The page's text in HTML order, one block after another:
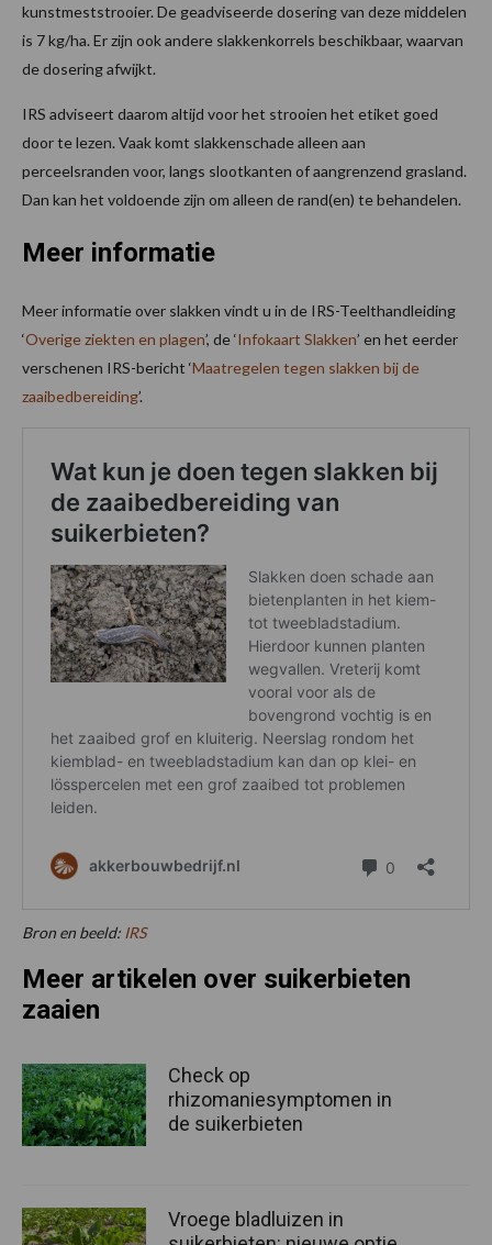
kunstmeststrooier. De geadviseerde dosering van deze middelen
is 7 kg/ha. Er zijn ook andere slakkenkorrels beschikbaar, waarvan
de dosering afwijkt.
IRS adviseert daarom altijd voor het strooien het etiket goed
door te lezen. Vaak komt slakkenschade alleen aan
perceelsranden voor, langs slootkanten of aangrenzend grasland.
Dan kan het voldoende zijn om alleen de rand(en) te behandelen.
Meer informatie
Meer informatie over slakken vindt u in de IRS-Teelthandleiding
‘Overige ziekten en plagen’, de ‘Infokaart Slakken’ en het eerder
verschenen IRS-bericht ‘Maatregelen tegen slakken bij de
zaaibedbereiding’.
Bron en beeld: IRS
Meer artikelen over suikerbieten
zaaien
Check op
rhizomaniesymptomen in
de suikerbieten
Vroege bladluizen in